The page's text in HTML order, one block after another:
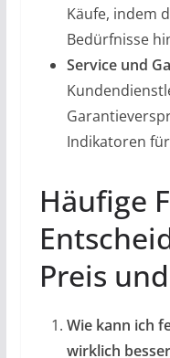
Käufe, indem
Bedürfnisse
Service und
Indikatoren
Häufige
Preis
Wie kann ich
wirklich